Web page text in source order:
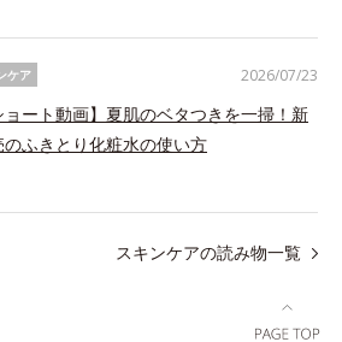
ケア
ョート動画】夏肌のベタつきを一掃！新
のふきとり化粧水の使い方
2026/07/23
スキンケアの読み物一覧